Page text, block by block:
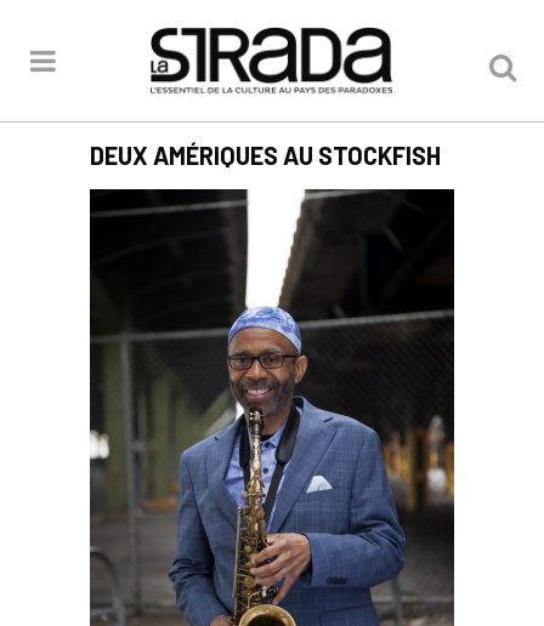
DEUX AMÉRIQUES AU STOCKFISH